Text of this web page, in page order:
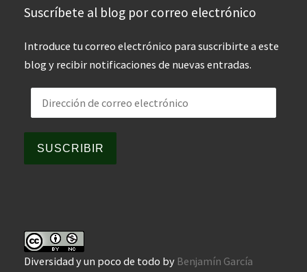
Suscríbete al blog por correo electrónico
Introduce tu correo electrónico para suscribirte a este
blog y recibir notificaciones de nuevas entradas.
Dirección de correo electrónico
SUSCRIBIR
Diversidad y un poco de todo by Benjamín García